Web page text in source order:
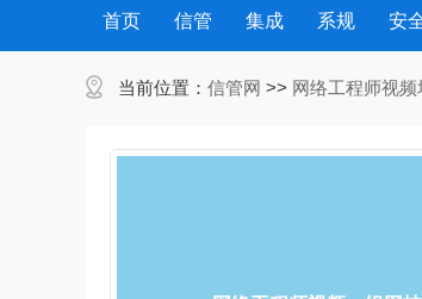
首页 信管 集成 系规 安
当前位置： 信管网 >> 网络工程师视频